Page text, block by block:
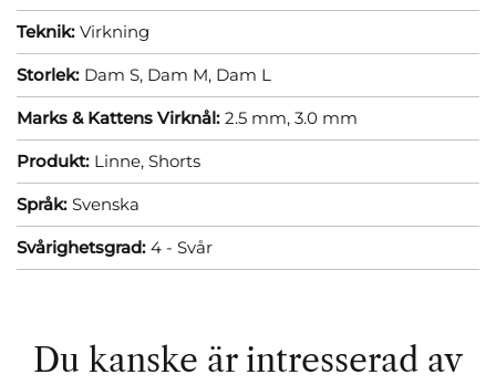
Teknik: Virkning
Storlek: Dam S, Dam M, Dam L
Marks & Kattens Virknål: 2.5 mm, 3.0 mm
Produkt: Linne, Shorts
Språk: Svenska
Svårighetsgrad: 4 - Svår
Du kanske är intresserad av